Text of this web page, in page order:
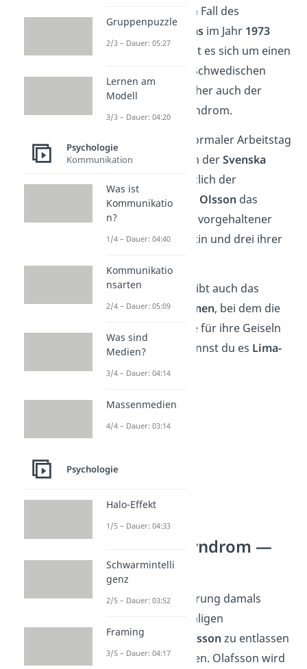
im ersten bekannten Fall des
Stockholm-Syndroms im Jahr 1973
finden. Dabei handelt es sich um einen
Banküberfall in der Schwedischen
StadtStockholm
, daher auch der
Name Stockholm-Syndrom.
Es war damals ein normaler Arbeitstag
fürKristin Enmark in derSvenska
, bis plötzlich der
vorbestrafte Jan-Erik Olsson das
Gebäude betritt.
Mit vorgehaltener
Waffe nimmt er Kristin und drei ihrer
Schon gewusst:
Es gibt auch das
umgekehrte Phänomen, bei dem die
Entführer Sympathie für ihre Geiseln
entwickeln. Dann nennst du es Lima-
Syndrom
Stockholm-Syndrom —
Merkmale
Olssons erste Vorderung damals
lautet, seinen ehemaligen
Zellengenossen
Olafsson zu entlassen
und zu ihm zu bringen. Olafsson wird
Gruppenpuzzle
2/3 – Dauer: 05:27
Lernen am
Modell
3/3 – Dauer: 04:20
Psychologie
Kommunikation
Was ist
Kommunikatio
n?
1/4 – Dauer: 04:40
Kommunikatio
nsarten
2/4 – Dauer: 05:09
Was sind
Medien?
3/4 – Dauer: 04:14
Massenmedien
4/4 – Dauer: 03:14
Psychologie
Halo-Effekt
1/5 – Dauer: 04:33
Schwarmintelli
genz
2/5 – Dauer: 03:52
Framing
3/5 – Dauer: 04:17